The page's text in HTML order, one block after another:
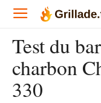
Test du
charbon
330